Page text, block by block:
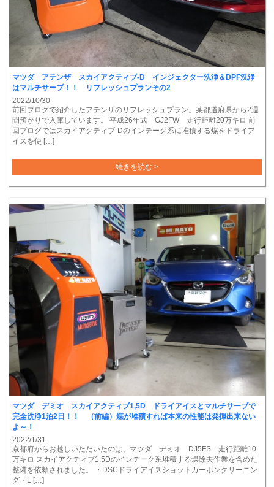
マツダ アテンザ スカイアクティブ-D インジェクター洗浄＆DPF洗浄
はマルチサーブ！！ リフレッシュプランその2
2022/10/30
前回ブログで紹介したアテンザのリフレッシュプラン。某都道府県から2週
間預かりで入庫しています。 平成26年式 GJ2FW 走行距離20万キロ 前
回ブログではスカイアクティブ-Dのインテーク系に堆積する煤をドライア
イスを使 […]
続きを読む >
マツダ デミオ スカイアクティブ1,5D ドライアイスとマルチサーブで
完全洗浄1泊2日！！ （前編）煤が堆積すれば本来の性能は発揮出来ない
よ～！
2022/1/31
京都府からお越しいただいたのは、マツダ デミオ DJ5FS 走行距離10
万キロ スカイアクティブ1,5Dのインテーク系堆積する煤除去作業を含めた
整備を依頼されました。 ・DSCドライアイスショットカーボンクリーニン
グ・L […]